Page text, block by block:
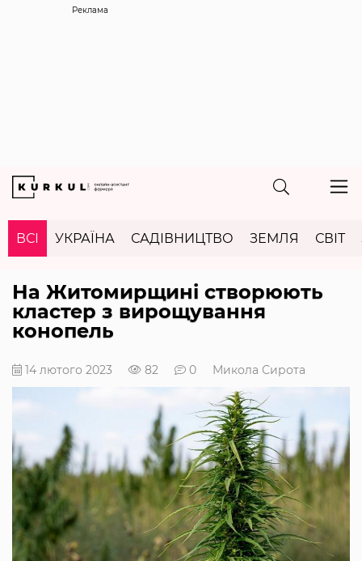
Реклама
ВСІ УКРАЇНА САДІВНИЦТВО ЗЕМЛЯ СВІТ
На Житомирщині створюють
кластер з вирощування
конопель
14 лютого 2023 82 0 Микола Сирота